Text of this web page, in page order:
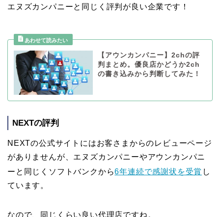
エヌズカンパニーと同じく評判が良い企業です！
【アウンカンパニー】2chの評
判まとめ。優良店かどうか2ch
の書き込みから判断してみた！
NEXTの評判
NEXTの公式サイトにはお客さまからのレビューページ
がありませんが、エヌズカンパニーやアウンカンパニ
ーと同じくソフトバンクから6年連続で感謝状を受賞 し
ています。
なので、同じくらい良い代理店ですね。